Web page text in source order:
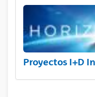
Proyectos I+D